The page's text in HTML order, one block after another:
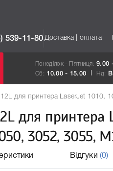
539-11-80 Доставка | оплата
Понеділок - П`ятниця: 9.00
Сб: 10.00 - 15.00 Нд:
для принтера LaserJet
для принтера
3052, 3055,
Відгуки (0)